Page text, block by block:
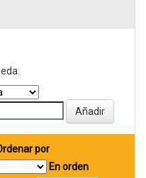
por
En orden